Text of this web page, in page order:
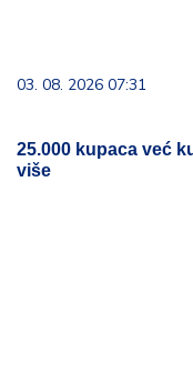
03. 08. 2026 07:31
25.000 kupaca već
više